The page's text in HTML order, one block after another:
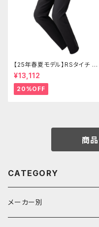
【25年春夏モデル】RSタイチ RS
Y271 クイックドライストレート
パンツ
¥13,112
20%OFF
商
CATEGORY
メーカー別